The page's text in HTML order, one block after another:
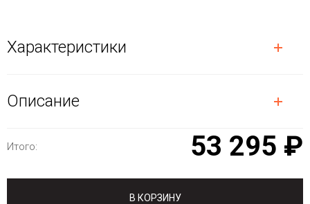
Характеристики
Описание
Итого: 53 295 ₽
В КОРЗИНУ